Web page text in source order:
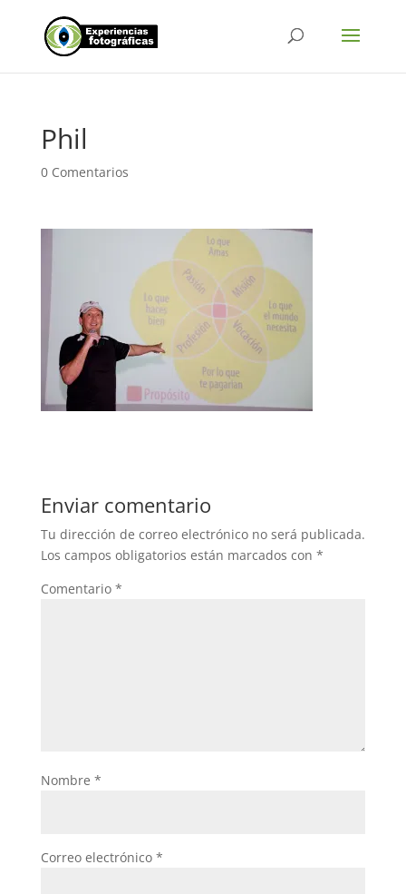
Phil
0 Comentarios
Enviar comentario
Tu dirección de correo electrónico no será publicada.
Los campos obligatorios están marcados con *
Comentario *
Nombre *
Correo electrónico *